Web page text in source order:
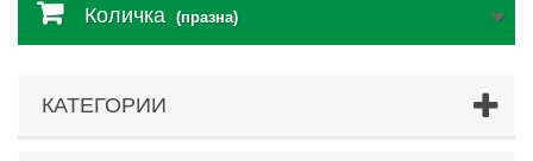
Количка (празна)
КАТЕГОРИИ